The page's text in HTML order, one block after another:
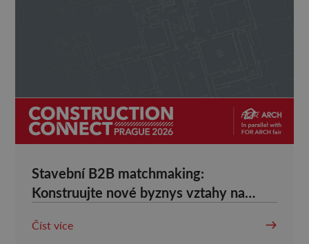
Stavební B2B matchmaking:
Konstruujte nové byznys vztahy na
2026
Číst více